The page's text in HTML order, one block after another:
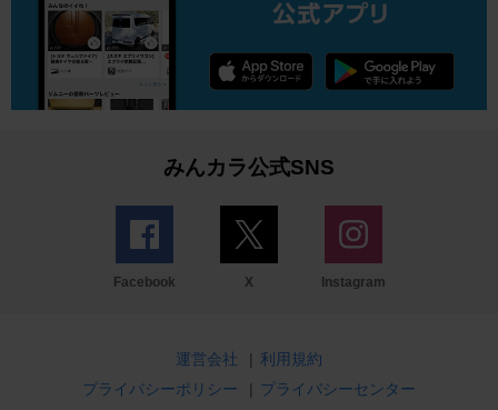
みんカラ公式SNS
Facebook X Instagram
運営会社 | 利用規約
プライバシーポリシー
| プライバシーセンター